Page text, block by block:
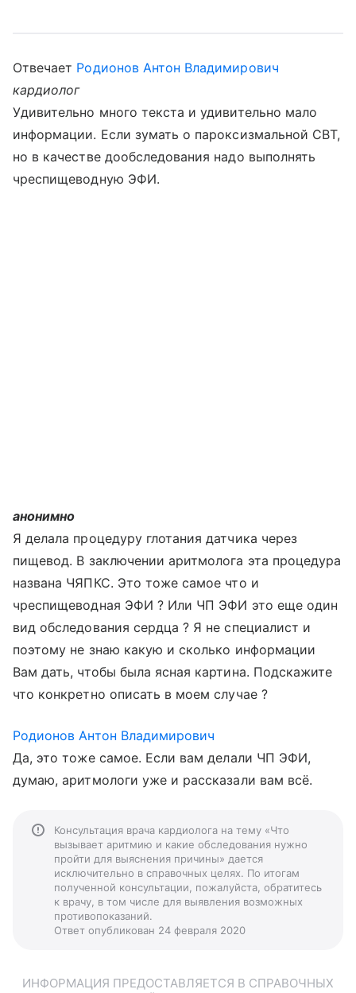
Отвечает Родионов Антон Владимирович
кардиолог
Удивительно много текста и удивительно мало
информации. Если зумать о пароксизмальной СВТ,
но в качестве дообследования надо выполнять
чреспищеводную ЭФИ.
анонимно
Я делала процедуру глотания датчика через
пищевод. В заключении аритмолога эта процедура
названа ЧЯПКС. Это тоже самое что и
чреспищеводная ЭФИ ? Или ЧП ЭФИ это еще один
вид обследования сердца ? Я не специалист и
поэтому не знаю какую и сколько информации
Вам дать, чтобы была ясная картина. Подскажите
что конкретно описать в моем случае ?
Родионов Антон Владимирович
Да, это тоже самое. Если вам делали ЧП ЭФИ,
думаю, аритмологи уже и рассказали вам всё.
Консультация врача кардиолога на тему «Что
вызывает аритмию и какие обследования нужно
пройти для выяснения причины» дается
исключительно в справочных целях. По итогам
полученной консультации, пожалуйста, обратитесь
к врачу, в том числе для выявления возможных
противопоказаний.
Ответ опубликован 24 февраля 2020
ИНФОРМАЦИЯ ПРЕДОСТАВЛЯЕТСЯ В СПРАВОЧНЫХ